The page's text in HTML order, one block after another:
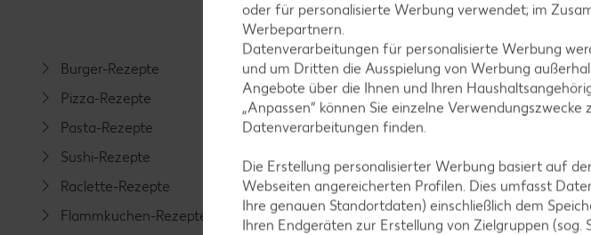
Burger-Rezepte
Pizza-Rezepte
Pasta-Rezepte
Sushi-Rezepte
Raclette-Rezepte
Flammkuchen-Rezepte
Salat-Rezepte
Spargel-Rezepte
Fleisch-Rezepte
Fisch-Rezepte
Geflügel-Rezepte
Lamm-Rezepte
oder für personalisierte Werbung verwendet; im
Werbepartnern.
Datenverarbeitungen für personalisierte Werbung
und um Dritten die Ausspielung von Werbung
Angebote über die Ihnen und Ihren
„Anpassen“ können Sie einzelne
Datenverarbeitungen finden.
Die Erstellung personalisierter Werbung basiert auf
Webseiten angereicherten Profilen. Dies umfasst
Ihre genauen Standortdaten) einschließlich dem
Ihren Endgeräten zur Erstellung von Zielgruppen